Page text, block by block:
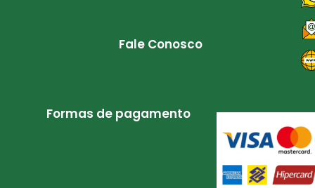
Fale Conosco
Formas de pagamento